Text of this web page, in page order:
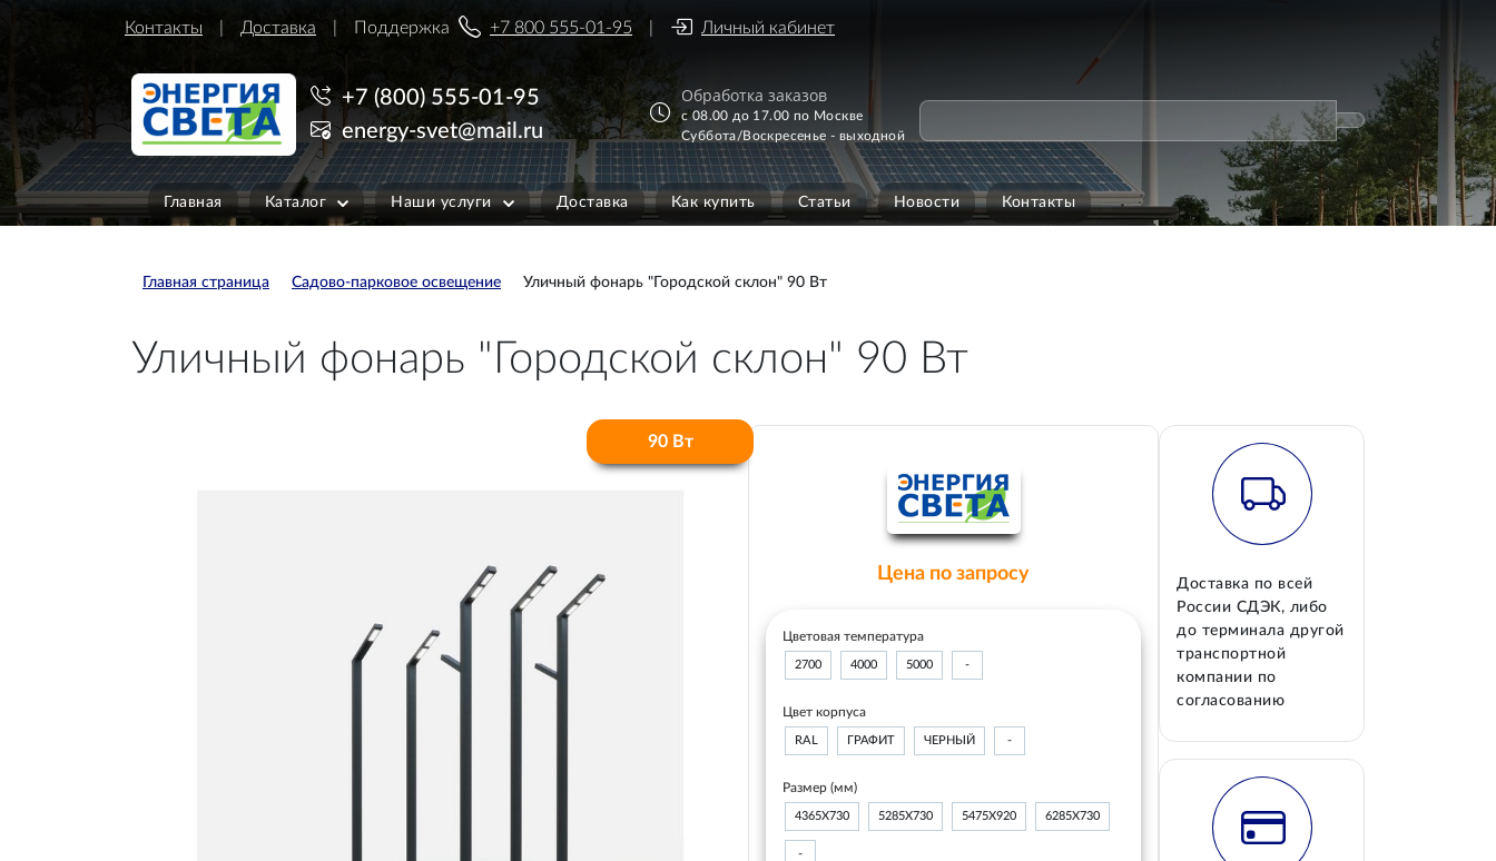
Контакты Доставка Поддержка +7 800 555-01-95 Личный кабинет
+7 (800) 555-01-95
energy-svet@mail.ru
Обработка заказов
с 08.00 до 17.00 по Москве
Суббота/Воскресенье - выходной
Главная Каталог Наши услуги Доставка Как купить Статьи Новости Контакты
Главная страница Садово-парковое освещение Уличный фонарь "Городской склон" 90 Вт
Уличный фонарь "Городской склон" 90 Вт
90 Вт
Цена по запросу
Цветовая температура
2700 4000 5000 -
Цвет корпуса
RAL ГРАФИТ ЧЕРНЫЙ -
Размер (мм)
4365Х730 5285Х730 5475Х920 6285Х730
-
Доставка по всей
России СДЭК, либо
до терминала другой
транспортной
компании по
согласованию